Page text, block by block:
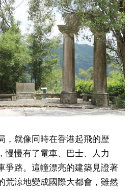
，就像同時在香港起飛的歷
慢慢有了電車、巴士、人力
爭路。這幢漂亮的建築見證著
荒涼地變成國際大都會，雖然